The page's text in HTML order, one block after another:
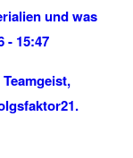
und was
- 15:47
21.